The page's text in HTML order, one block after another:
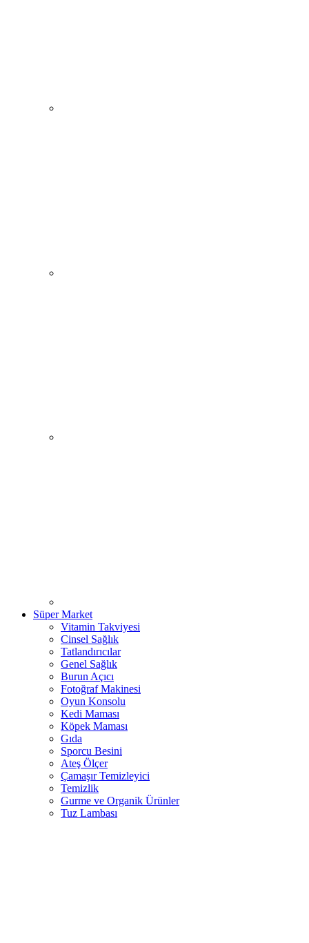
Süper Market
Vitamin Takviyesi
Cinsel Sağlık
Tatlandırıcılar
Genel Sağlık
Burun Açıcı
Fotoğraf Makinesi
Oyun Konsolu
Kedi Maması
Köpek Maması
Gıda
Sporcu Besini
Ateş Ölçer
Çamaşır Temizleyici
Temizlik
Gurme ve Organik Ürünler
Tuz Lambası